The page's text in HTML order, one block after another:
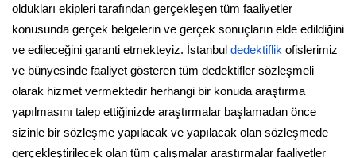
oldukları ekipleri tarafından gerçekleşen tüm faaliyetler
konusunda gerçek belgelerin ve gerçek sonuçların elde edildiğini
ve edileceğini garanti etmekteyiz. İstanbul dedektiflik ofislerimiz
ve bünyesinde faaliyet gösteren tüm dedektifler sözleşmeli
olarak hizmet vermektedir herhangi bir konuda araştırma
yapılmasını talep ettiğinizde araştırmalar başlamadan önce
sizinle bir sözleşme yapılacak ve yapılacak olan sözleşmede
gerçekleştirilecek olan tüm çalışmalar araştırmalar faaliyetler